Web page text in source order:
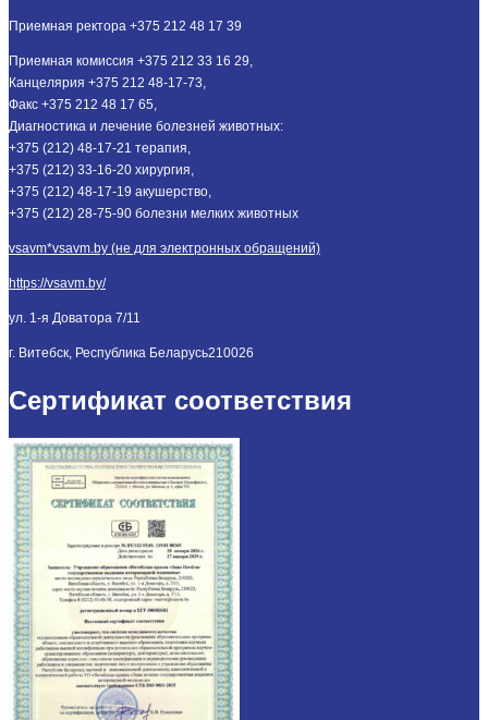
Приемная ректора +375 212 48 17 39
Приемная комиссия +375 212 33 16 29,
Канцелярия +375 212 48-17-73,
Факс +375 212 48 17 65,
Диагностика и лечение болезней животных:
+375 (212) 48-17-21 терапия,
+375 (212) 33-16-20 хирургия,
+375 (212) 48-17-19 акушерство,
+375 (212) 28-75-90 болезни мелких животных
vsavm*vsavm.by (не для электронных обращений)
https://vsavm.by/
ул. 1-я Доватора 7/11
г. Витебск, Республика Беларусь210026
Сертификат соответствия